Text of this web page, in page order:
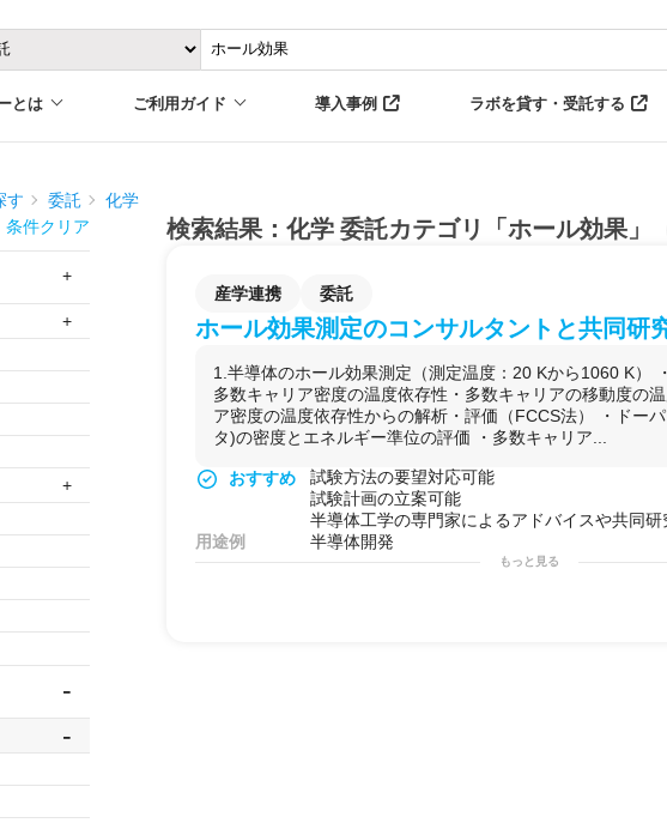
とは ご利用ガイド 導入事例 ラボを貸す・受託する
す 委託 化学
条件クリア
+
+
+
-
-
検索結果：化学 委託カテゴリ「ホール効果」
産学連携 委託
ホール効果測定のコンサルタントと共同研
1.半導体のホール効果測定（測定温度：20 Kから1060 K）
多数キャリア密度の温度依存性・多数キャリアの移動度の
ア密度の温度依存性からの解析・評価（FCCS法） ・ドー
タ)の密度とエネルギー準位の評価 ・多数キャリア...
おすすめ
試験方法の要望対応可能
試験計画の立案可能
半導体工学の専門家によるアドバイスや共同研
用途例
半導体開発
もっと見る